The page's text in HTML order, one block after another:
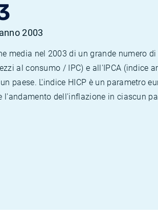
2003
media nel 2003 di un grande numero
al consumo / IPC) e all'IPCA (indice
paese. L'indice HICP è un parametro
l'andamento dell'inflazione in ciascun